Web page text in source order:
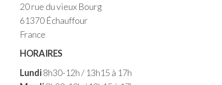
20 rue du vieux Bourg
61370 Échauffour
France
HORAIRES
Lundi8h30-12h / 13h15 à 17h